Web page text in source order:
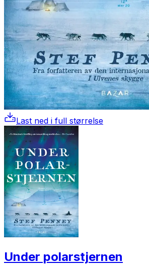
Last ned i full størrelse
Under polarstjernen